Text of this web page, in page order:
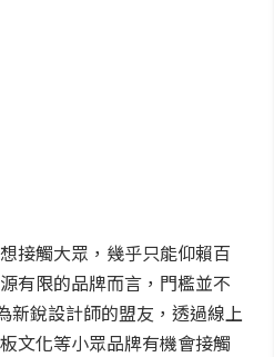
接觸大眾，幾乎只能仰賴百
有限的品牌而言，門檻並不
新銳設計師的盟友，透過線上
文化等小眾品牌有機會接觸